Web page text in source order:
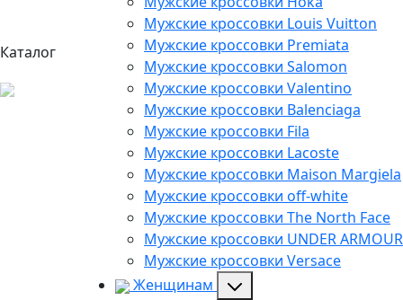
Каталог
Мужские кроссовки Louis Vuitton
Мужские кроссовки Premiata
Мужские кроссовки Salomon
Мужские кроссовки Valentino
Мужские кроссовки Balenciaga
Мужские кроссовки Fila
Мужские кроссовки Lacoste
Мужские кроссовки Maison Margiela
Мужские кроссовки off-white
Мужские кроссовки The North Face
Мужские кроссовки UNDER ARMOUR
Мужские кроссовки Versace
Женщинам